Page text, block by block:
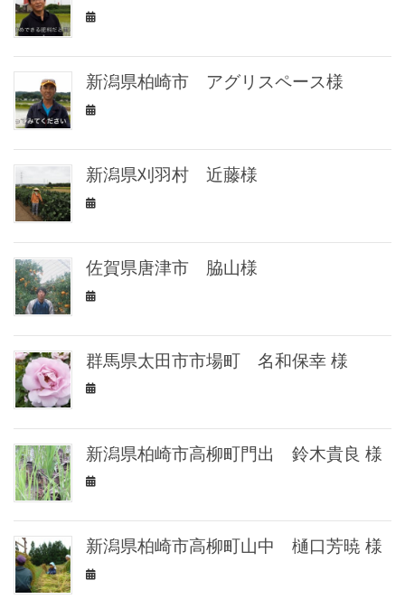
新潟県柏崎市 アグリスペース様
新潟県刈羽村 近藤様
佐賀県唐津市 脇山様
群馬県太田市市場町 名和保幸 様
新潟県柏崎市高柳町門出 鈴木貴良 様
新潟県柏崎市高柳町山中 樋口芳暁 様